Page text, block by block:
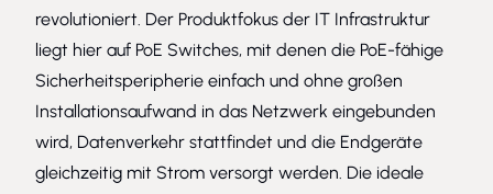
revolutioniert. Der Produktfokus der IT Infrastruktur
liegt hier auf PoE Switches, mit denen die PoE-fähige
Sicherheitsperipherie einfach und ohne großen
Installationsaufwand in das Netzwerk eingebunden
wird, Datenverkehr stattfindet und die Endgeräte
gleichzeitig mit Strom versorgt werden. Die ideale